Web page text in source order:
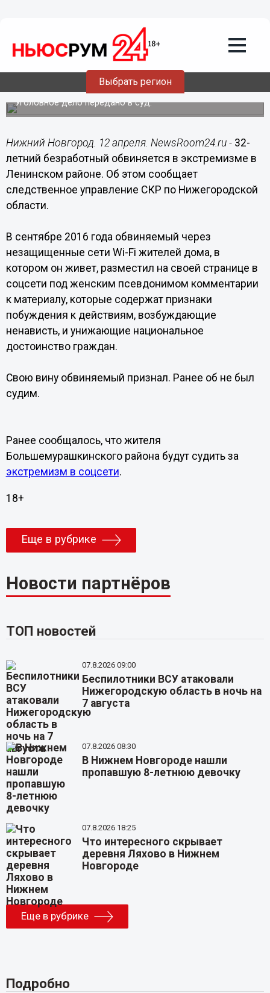
Выбрать регион
12.04.201714:35
32-летний безработный обвиняется в
экстремизме в Ленинском районе
Уголовное дело передано в суд.
Нижний Новгород. 12 апреля. NewsRoom24.ru - 32-
летний безработный обвиняется в экстремизме в
Ленинском районе. Об этом сообщает
следственное управление СКР по Нижегородской
области.
В сентябре 2016 года обвиняемый через
незащищенные сети Wi-Fi жителей дома, в
котором он живет, разместил на своей странице в
соцсети под женским псевдонимом комментарии
к материалу, которые содержат признаки
побуждения к действиям, возбуждающие
ненависть, и унижающие национальное
достоинство граждан.
Свою вину обвиняемый признал. Ранее об не был
судим.
Ранее сообщалось, что жителя
Большемурашкинского района будут судить за
экстремизм в соцсети.
18+
Еще в рубрике
Новости партнёров
ТОП новостей
07.8.2026 09:00
Беспилотники ВСУ атаковали
Нижегородскую область в ночь на
7 августа
07.8.2026 08:30
В Нижнем Новгороде нашли
пропавшую 8-летнюю девочку
07.8.2026 18:25
Что интересного скрывает
деревня Ляхово в Нижнем
Новгороде
Еще в рубрике
Подробно